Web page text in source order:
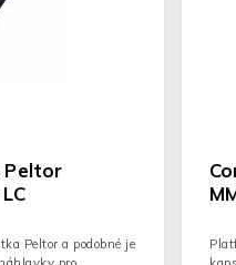
Peltor
Peltor a podobné je